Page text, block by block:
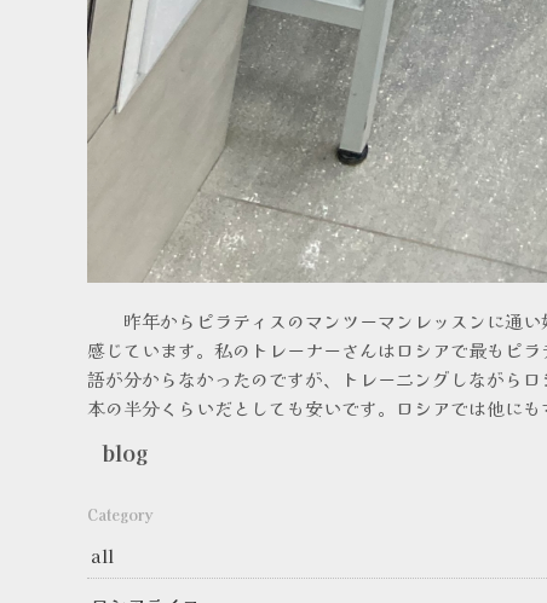
昨年からピラティスのマンツーマンレッスンに通い
感じています。私のトレーナーさんはロシアで最もピ
語が分からなかったのですが、トレーニングしながら
本の半分くらいだとしても安いです。ロシアでは他に
blog
Category
all